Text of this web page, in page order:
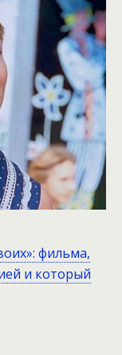
фильма,
и который